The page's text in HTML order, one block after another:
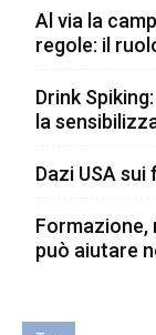
Al via la
regole: il
Drink
la
Dazi USA sui
Formazione,
può aiutare